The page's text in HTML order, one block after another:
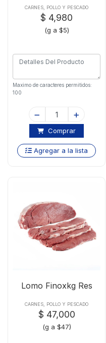
CARNES, POLLO Y PESCADO
$ 4,980
(g a $5)
Maximo de caracteres permitidos:
100
Comprar
Agregar a la lista
Lomo Finoxkg Res
CARNES, POLLO Y PESCADO
$ 47,000
(g a $47)